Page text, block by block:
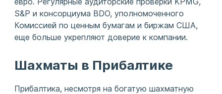
S&P и консорциума BDO, уполномоченного
Комиссией по ценным бумагам и биржам США,
еще больше укрепляют доверие к компании.
Шахматы в Прибалтике
Прибалтика, несмотря на богатую шахматную